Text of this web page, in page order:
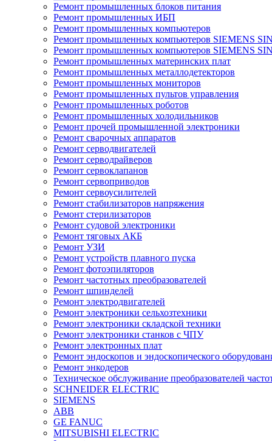
Ремонт промышленных блоков питания
Ремонт промышленных ИБП
Ремонт промышленных компьютеров
Ремонт промышленных компьютеров SIEMENS
Ремонт промышленных компьютеров SIEMENS
Ремонт промышленных материнских плат
Ремонт промышленных металлодетекторов
Ремонт промышленных мониторов
Ремонт промышленных пультов управления
Ремонт промышленных роботов
Ремонт промышленных холодильников
Ремонт прочей промышленной электроники
Ремонт сварочных аппаратов
Ремонт серводвигателей
Ремонт серводрайверов
Ремонт сервоклапанов
Ремонт сервоприводов
Ремонт сервоусилителей
Ремонт стабилизаторов напряжения
Ремонт стерилизаторов
Ремонт судовой электроники
Ремонт тяговых АКБ
Ремонт УЗИ
Ремонт устройств плавного пуска
Ремонт фотоэпиляторов
Ремонт частотных преобразователей
Ремонт шпинделей
Ремонт электродвигателей
Ремонт электроники сельхозтехники
Ремонт электроники складской техники
Ремонт электроники станков с ЧПУ
Ремонт электронных плат
Ремонт эндоскопов и эндоскопического
Ремонт энкодеров
Техническое обслуживание преобразователей
SCHNEIDER ELECTRIC
SIEMENS
ABB
GE FANUC
MITSUBISHI ELECTRIC